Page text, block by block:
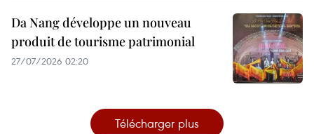
Da Nang développe un nouveau
produit de tourisme patrimonial
27/07/2026 02:20
Télécharger plus